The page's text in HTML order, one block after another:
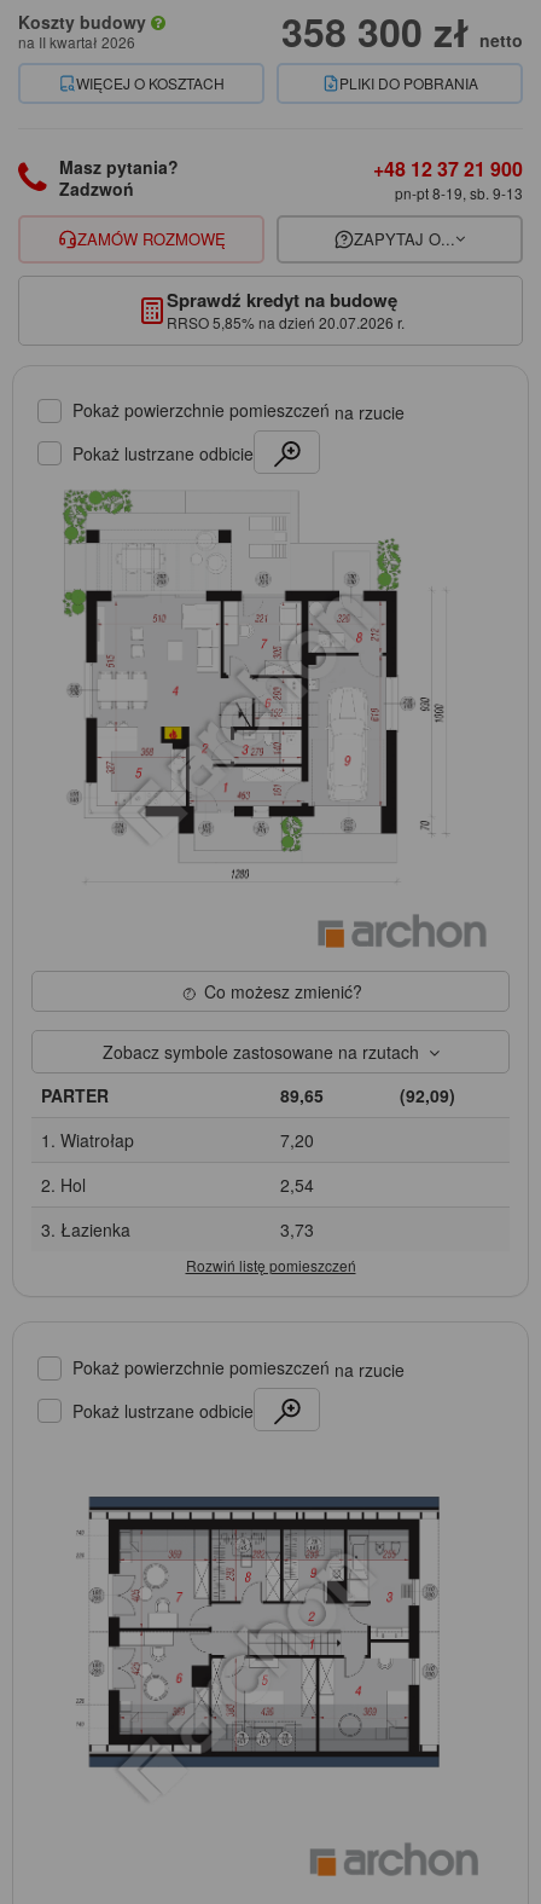
Koszty budowy
na II kwartał 2026 358 300 zł netto
WIĘCEJ O KOSZTACH PLIKI DO POBRANIA
Masz pytania?
Zadzwoń
+48 12 37 21 900
pn-pt 8-19, sb. 9-13
ZAMÓW ROZMOWĘ ZAPYTAJ O...
Sprawdź kredyt na budowę
RRSO 5,85% na dzień 20.07.2026 r.
Pokaż powierzchnie pomieszczeń na rzucie
Pokaż lustrzane odbicie
Co możesz zmienić?
Zobacz symbole zastosowane na rzutach
PARTER
89,65
(92,09)
1. Wiatrołap
7,20
2. Hol
2,54
3. Łazienka
3,73
Pokaż powierzchnie pomieszczeń na rzucie
Pokaż lustrzane odbicie